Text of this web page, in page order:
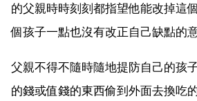
的父親時時刻刻都指望他能改掉這
個孩子一點也沒有改正自己缺點的意
父親不得不隨時隨地提防自己的孩
的錢或值錢的東西偷到外面去換吃